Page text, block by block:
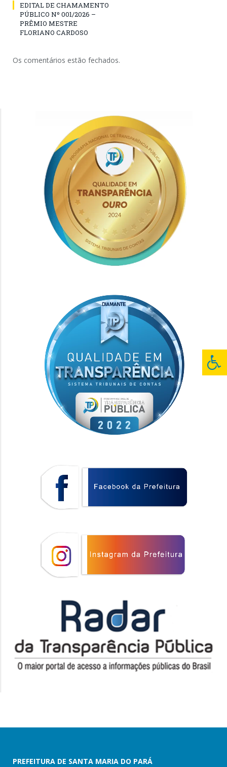
EDITAL DE CHAMAMENTO
PÚBLICO Nº 001/2026 –
PRÊMIO MESTRE
FLORIANO CARDOSO
Os comentários estão fechados.
PREFEITURA DE SANTA MARIA DO PARÁ